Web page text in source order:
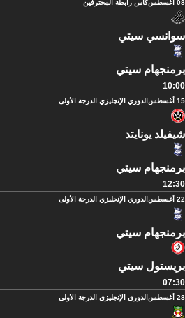
08 أغسطس كأس رابطة المحترفين
سوانسي سيتي
برمنجهام سيتي
10:00
15 أغسطس الدوري الإنجليزي الدرجة الأولى
شيفيلد يونايتد
برمنجهام سيتي
12:30
22 أغسطس الدوري الإنجليزي الدرجة الأولى
برمنجهام سيتي
بريستول سيتي
07:30
28 أغسطس الدوري الإنجليزي الدرجة الأولى